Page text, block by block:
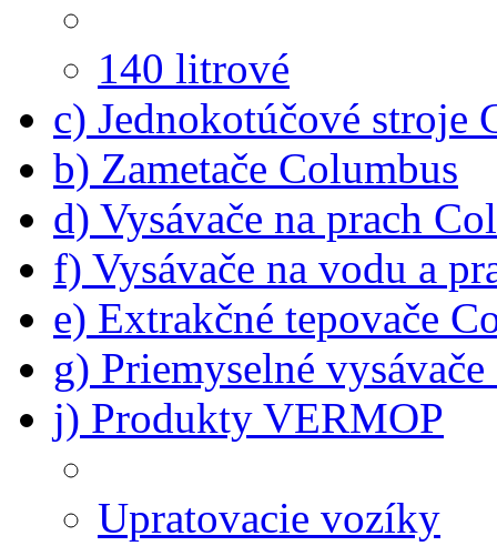
140 litrové
c) Jednokotúčové stroje
b) Zametače Columbus
d) Vysávače na prach
f) Vysávače na vodu a
e) Extrakčné tepovače
g) Priemyselné
j) Produkty VERMOP
Upratovacie vozíky